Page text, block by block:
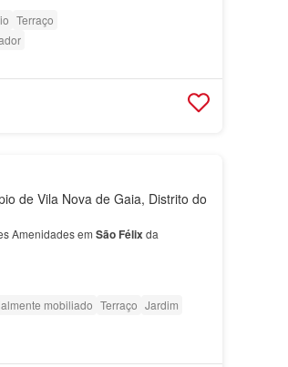
Terraço
de Vila Nova de Gaia, Distrito do
Amenidades em São Félixda
mobiliado Terraço Jardim